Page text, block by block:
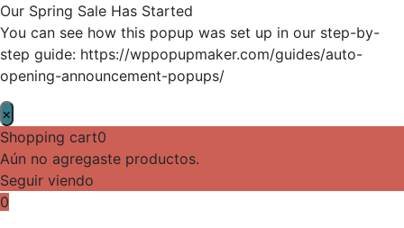
Our Spring Sale Has Started
You can see how this popup was set up in our step-by-
step guide: https://wppopupmaker.com/guides/auto-
opening-announcement-popups/
×
Shopping cart0
Aún no agregaste productos.
Seguir viendo
0